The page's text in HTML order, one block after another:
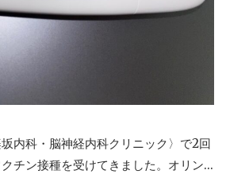
内科・脳神経内科クリニック〉で2回
チン接種を受けてきました。オリン...